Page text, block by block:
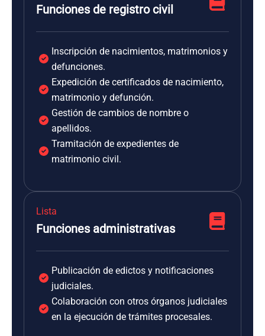
Funciones de registro civil
Inscripción de nacimientos, matrimonios y
defunciones.
Expedición de certificados de nacimiento,
matrimonio y defunción.
Gestión de cambios de nombre o
apellidos.
Tramitación de expedientes de
matrimonio civil.
Lista
Funciones administrativas
Publicación de edictos y notificaciones
judiciales.
Colaboración con otros órganos judiciales
en la ejecución de trámites procesales.